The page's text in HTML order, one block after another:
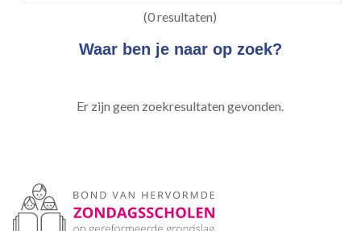
(0 resultaten)
Waar ben je naar op zoek?
Er zijn geen zoekresultaten gevonden.